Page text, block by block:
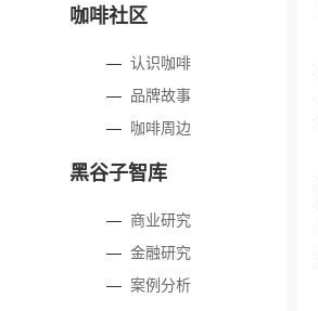
咖啡社区
—认识咖啡
— 品牌故事
— 咖啡周边
黑谷子智库
— 商业研究
—金融研究
—案例分析